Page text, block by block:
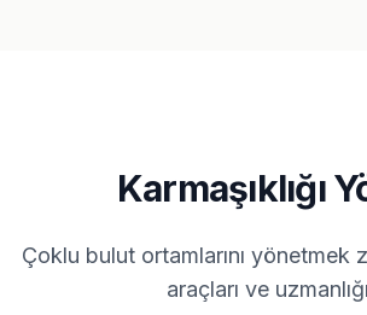
Karmaşıklığı
Çoklu bulut ortamlarını
araçları ve